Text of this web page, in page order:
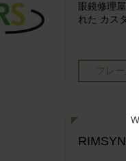
眼鏡修理屋の
れた カスタ
フレーム
RIMSYNC [